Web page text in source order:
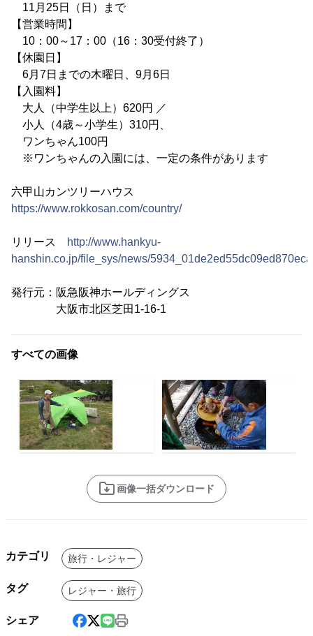
11月25日（日）まで
【営業時間】
10：00～17：00（16：30受付終了）
【休園日】
6月7日までの木曜日、9月6日
【入園料】
大人（中学生以上）620円 ／
小人（4歳～小学生）310円、
ワンちゃん100円
※ワンちゃんの入園には、一定の条件があります
六甲山カンツリーハウス
https://www.rokkosan.com/country/
リリース
http://www.hankyu-
hanshin.co.jp/file_sys/news/
発行元：阪急阪神ホールディングス
大阪市北区芝田1-16-1
すべての画像
画像一括ダウンロード
カテゴリ 旅行・レジャー
タグ レジャー・旅行
シェア